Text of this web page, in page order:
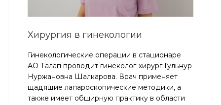
Хирургия в гинекологии
Гинекологические операции в стационаре
АО Талап проводит гинеколог-хирург Гульнур
Нуржановна Шалкарова. Врач применяет
щадящие лапароскопические методики, а
также имеет обширную практику в области